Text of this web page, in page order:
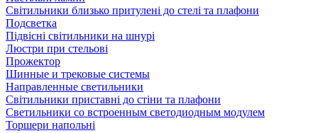
Світильники близько притулені до стелі та плафони
Подсветка
Підвісні світильники на шнурі
Люстри при стельові
Прожектор
Шинные и трековые системы
Направленные светильники
Світильники приставні до стіни та плафони
Светильники со встроенным светодиодным модулем
Торшери напольні